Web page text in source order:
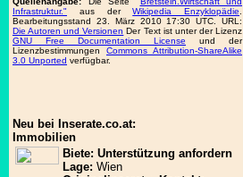
Infrastruktur." aus derWikipedia Enzyklopädie
Bearbeitungsstand 23. März 2010 17:30 UTC. URL:
Die Autoren und Versionen Der Text ist unter der Lizenz
GNU Free Documentation License und der
Lizenzbestimmungen Commons Attribution-ShareAlike
3.0 Unported verfügbar.
Neu bei Inserate.co.at:
Immobilien
Biete: Unterstützung anfordern
Lage: Wien